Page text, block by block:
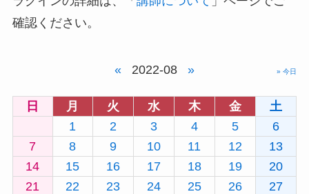
確認ください。
« 2022-08 » » 今日
日 月 火 水 木 金
土
1
2 3 4 5
6
7
8 9 10 11 12
13
14
15 16 17 18 19
20
21
22 23 24 25 26
27